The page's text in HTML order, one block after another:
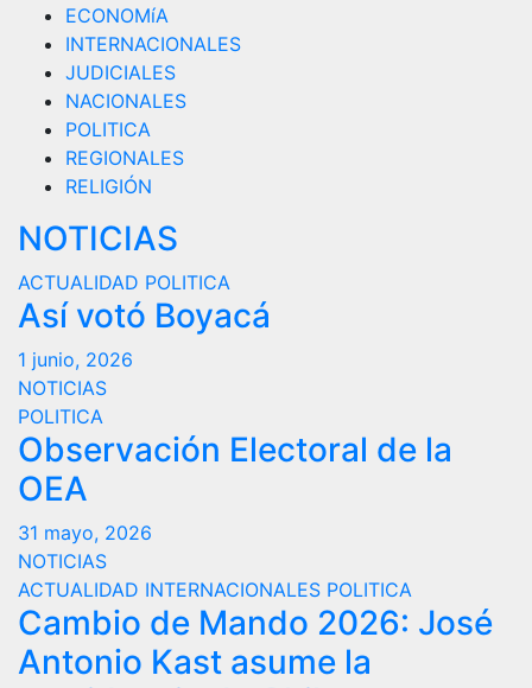
ECONOMíA
INTERNACIONALES
JUDICIALES
NACIONALES
POLITICA
REGIONALES
RELIGIÓN
NOTICIAS
ACTUALIDAD POLITICA
Así votó Boyacá
1 junio, 2026
NOTICIAS
POLITICA
Observación Electoral de la
OEA
31 mayo, 2026
NOTICIAS
ACTUALIDAD INTERNACIONALES POLITICA
Cambio de Mando 2026: José
Antonio Kast asume la